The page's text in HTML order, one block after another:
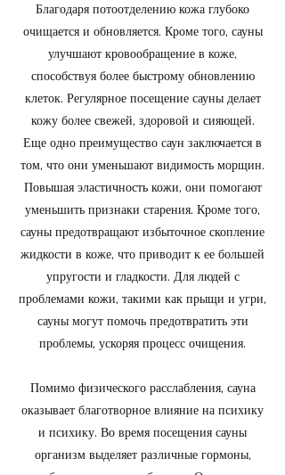
Благодаря потоотделению кожа глубоко
очищается и обновляется. Кроме того, сауны
улучшают кровообращение в коже,
способствуя более быстрому обновлению
клеток. Регулярное посещение сауны делает
кожу более свежей, здоровой и сияющей.
Еще одно преимущество саун заключается в
том, что они уменьшают видимость морщин.
Повышая эластичность кожи, они помогают
уменьшить признаки старения. Кроме того,
сауны предотвращают избыточное скопление
жидкости в коже, что приводит к ее большей
упругости и гладкости. Для людей с
проблемами кожи, такими как прыщи и угри,
сауны могут помочь предотвратить эти
проблемы, ускоряя процесс очищения.
Помимо физического расслабления, сауна
оказывает благотворное влияние на психику
и психику. Во время посещения сауны
организм выделяет различные гормоны,